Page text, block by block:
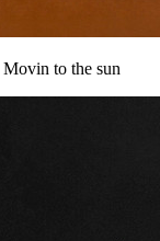
Movin to the sun